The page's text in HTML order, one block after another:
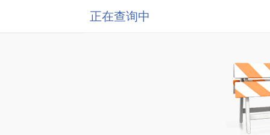
正在查询中